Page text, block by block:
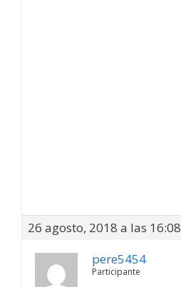
26 agosto, 2018 a las 16:08
pere5454
Participante